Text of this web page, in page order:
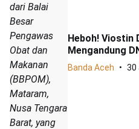
dari Balai
Besar
Pengawas
Obat dan
Makanan
(BBPOM),
Mataram,
Nusa Tengara
Barat, yang
Heboh! Viostin
Mengandung
Banda Aceh 30